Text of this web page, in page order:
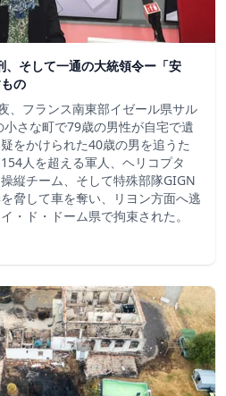
そして一通の大統領令ー「安
の
、フランス南東部イゼール県サル
さな町で79歳の男性が自宅で遺
をかけられた40歳の男を追うた
人を超える軍人、ヘリコプタ
縦チーム、そして特殊部隊GIGN
脅して車を奪い、リヨン方面へ逃
・ド・ドーム県で拘束された。